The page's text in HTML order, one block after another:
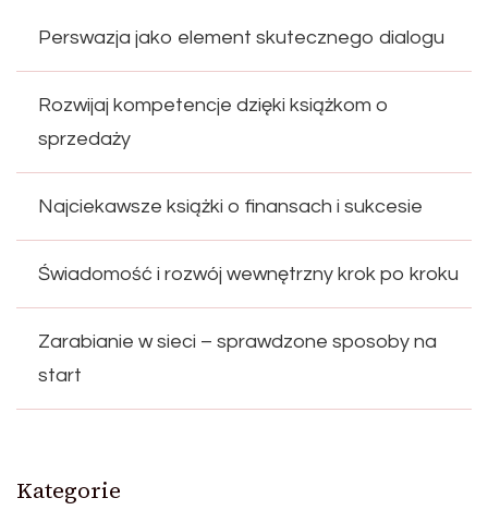
Perswazja jako element skutecznego dialogu
Rozwijaj kompetencje dzięki książkom o
sprzedaży
Najciekawsze książki o finansach i sukcesie
Świadomość i rozwój wewnętrzny krok po kroku
Zarabianie w sieci – sprawdzone sposoby na
start
Kategorie